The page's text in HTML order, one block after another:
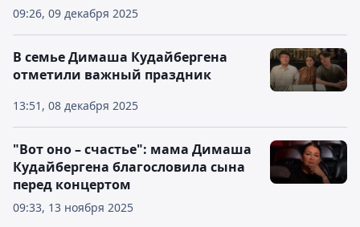
09:26, 09 декабря 2025
13:51, 08 декабря 2025
В семье Димаша Кудайбергена
отметили важный праздник
09:33, 13 ноября 2025
"Вот оно – счастье": мама Димаша
Кудайбергена благословила сына
перед концертом